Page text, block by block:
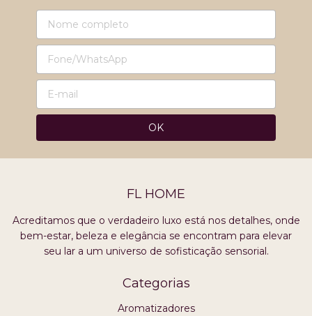
FL HOME
Acreditamos que o verdadeiro luxo está nos detalhes, onde
bem-estar, beleza e elegância se encontram para elevar
seu lar a um universo de sofisticação sensorial.
Categorias
Aromatizadores